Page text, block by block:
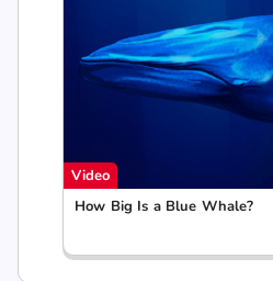
Video
How Big Is a Blue Whale?